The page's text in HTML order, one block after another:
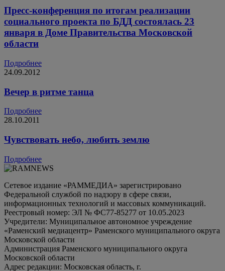
Пресс-конференция по итогам реализации
социального проекта по БДД состоялась 23
января в Доме Правительства Московской
области
Подробнее
24.09.2012
Вечер в ритме танца
Подробнее
28.10.2011
Чувствовать небо, любить землю
Подробнее
Сетевое издание «РАММЕДИА» зарегистрировано
Федеральной службой по надзору в сфере связи,
информационных технологий и массовых коммуникаций.
Реестровый номер: ЭЛ № ФС77-85277 от 10.05.2023
Учредители: Муниципальное автономное учреждение
«Раменский медиацентр» Раменского муниципального округа
Московской области
Администрация Раменского муниципального округа
Московской области
Адрес редакции: Московская область, г.